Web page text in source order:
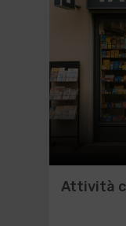
Attività